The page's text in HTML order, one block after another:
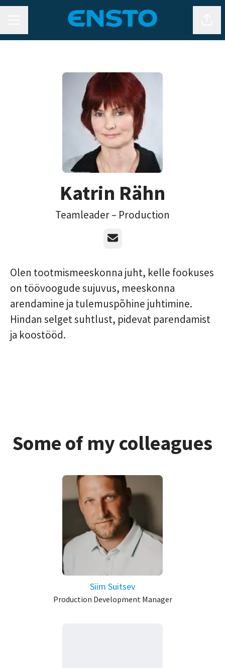
Katrin Rähn
Teamleader – Production
Email
Olen tootmismeeskonna juht, kelle fookuses
on töövoogude sujuvus, meeskonna
arendamine ja tulemuspõhine juhtimine.
Hindan selget suhtlust, pidevat parendamist
ja koostööd.
Some of my colleagues
Siim Suitsev
Production Development Manager